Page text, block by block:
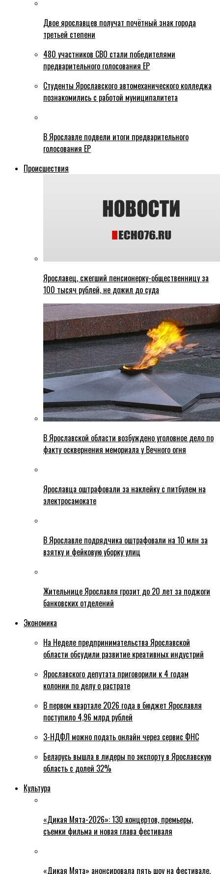
Двое ярославцев получат почётный знак города
третьей степени
480 участников СВО стали победителями
предварительного голосования ЕР
Студенты Ярославского автомеханического колледжа
познакомились с работой муниципалитета
В Ярославле подвели итоги предварительного
голосования ЕР
Происшествия
Ярославец, сжегший пенсионерку-общественницу за
100 тысяч рублей, не дожил до суда
В Ярославской области возбуждено уголовное дело по
факту осквернения мемориала у Вечного огня
Ярославца оштрафовали за наклейку с питбулем на
электросамокате
В Ярославле подрядчика оштрафовали на 10 млн за
взятку и фейковую уборку улиц
Жительнице Ярославля грозит до 20 лет за поджоги
банковских отделений
Экономика
На Неделе предпринимательства Ярославской
области обсудили развитие креативных индустрий
Ярославского депутата приговорили к 4 годам
колонии по делу о растрате
В первом квартале 2026 года в бюджет Ярославля
поступило 4,96 млрд рублей
3-НДФЛ можно подать онлайн через сервис ФНС
Беларусь вышла в лидеры по экспорту в Ярославскую
область с долей 32%
Культура
«Дикая Мята-2026»: 130 концертов, премьеры,
съемки фильма и новая глава фестиваля
«Дикая Мята» анонсировала пять шоу на фестивале,